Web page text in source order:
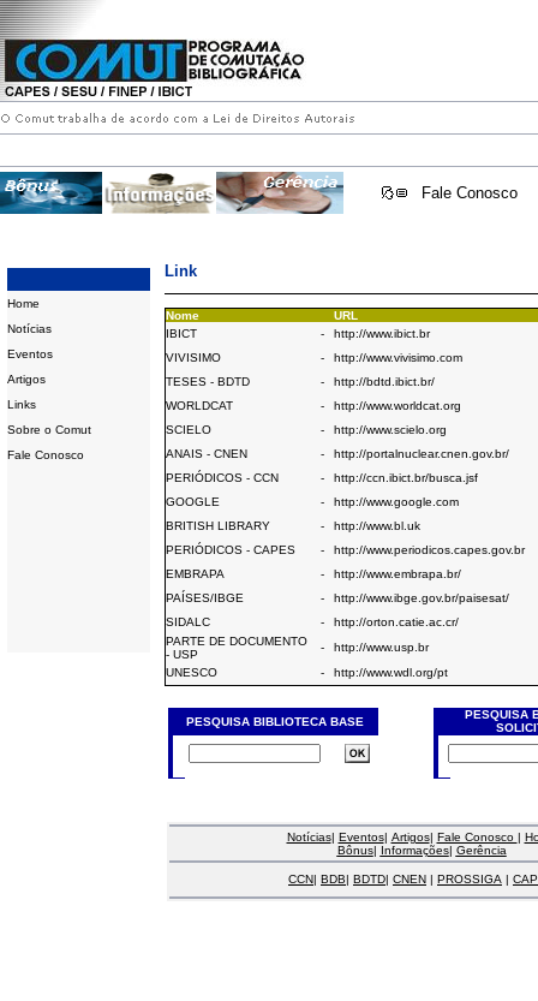
Fale Conosco
Home
Notícias
Eventos
Artigos
Links
Sobre o Comut
Fale Conosco
Link
Nome
URL
IBICT
-
http://www.ibict.br
VIVISIMO
-
http://www.vivisimo.com
TESES - BDTD
-
http://bdtd.ibict.br/
WORLDCAT
-
http://www.worldcat.org
SCIELO
-
http://www.scielo.org
ANAIS - CNEN
-
http://portalnuclear.cnen.gov.br/
PERIÓDICOS - CCN
-
http://ccn.ibict.br/busca.jsf
GOOGLE
-
http://www.google.com
BRITISH LIBRARY
-
http://www.bl.uk
PERIÓDICOS - CAPES
-
http://www.periodicos.capes.gov.br
EMBRAPA
-
http://www.embrapa.br/
PAÍSES/IBGE
-
http://www.ibge.gov.br/paisesat/
SIDALC
-
http://orton.catie.ac.cr/
PARTE DE DOCUMENTO
- USP
-
http://www.usp.br
UNESCO
- http://www.wdl.org/pt
PESQUISA BIBLIOTECA BASE
PESQUISA
Notícias| Eventos| Artigos| Fale Conosco |
Bônus| Informações| Gerência
CCN| BDB| BDTD| CNEN | PROSSIGA |